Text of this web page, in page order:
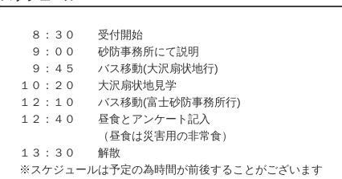
８：３０ 受付開始
９：００ 砂防事務所にて説明
９：４５ バス移動(大沢扇状地行)
１０：２０ 大沢扇状地見学
１２：１０ バス移動(富士砂防事務所行)
１２：４０ 昼食とアンケート記入
（昼食は災害用の非常食）
１３：３０ 解散
※スケジュールは予定の為時間が前後することがございます